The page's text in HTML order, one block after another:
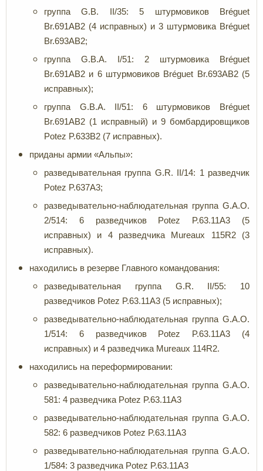
группа G.B. II/35: 5 штурмовиков Bréguet
Br.691АВ2 (4 исправных) и 3 штурмовика Bréguet
Br.693АВ2;
группа G.B.A. I/51: 2 штурмовика Bréguet
Br.691АВ2 и 6 штурмовиков Bréguet Br.693АВ2 (5
исправных);
группа G.B.A. II/51: 6 штурмовиков Bréguet
Br.691АВ2 (1 исправный) и 9 бомбардировщиков
Potez P.633B2 (7 исправных).
приданы армии «Альпы»:
разведывательная группа G.R. II/14: 1 разведчик
Potez P.637A3;
разведывательно-наблюдательная группа G.A.O.
2/514: 6 разведчиков Potez P.63.11A3 (5
исправных) и 4 разведчика Mureaux 115R2 (3
исправных).
находились в резерве Главного командования:
разведывательная группа G.R. II/55: 10
разведчиков Potez P.63.11A3 (5 исправных);
разведывательно-наблюдательная группа G.A.O.
1/514: 6 разведчиков Potez P.63.11A3 (4
исправных) и 4 разведчика Mureaux 114R2.
находились на переформировании:
разведывательно-наблюдательная группа G.A.O.
581: 4 разведчика Potez P.63.11A3
разведывательно-наблюдательная группа G.A.O.
582: 6 разведчиков Potez P.63.11A3
разведывательно-наблюдательная группа G.A.O.
1/584: 3 разведчика Potez P.63.11A3